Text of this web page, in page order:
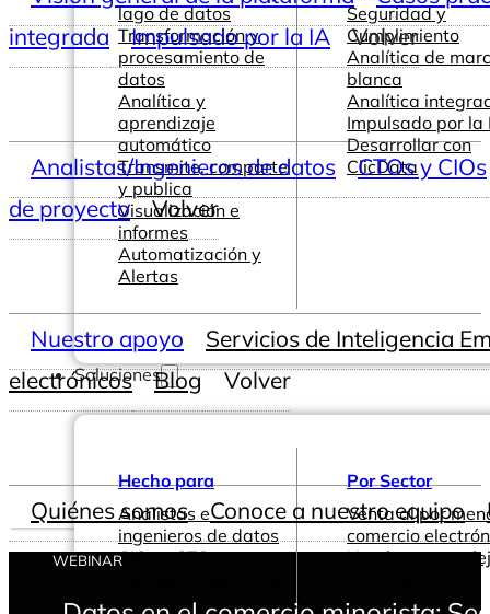
lago de datos
Transformación y
procesamiento de
datos
Analítica y
aprendizaje
automático
Transmite, comparte
y publica
Visualización e
informes
Automatización y
Alertas
Seguridad y
Cumplimiento
Analítica de
blanca
Analítica
Impulsado por la
Desarrollar con
ClicData
Soluciones
Hecho para
Analistas e
ingenieros de datos
CIOs y CTOs
Directores de
Por Sector
Venta al por
comercio
Hoteles y
Restaurantes
integrada
Impulsado por la IA Volver
Analistas/Ingenieros de datos
CTOs y CIOs
de proyecto
Volver
Nuestro apoyo
Servicios de Inteligencia
electrónicos
Blog Volver
Quiénes somos Conoce a nuestro equipo
WEBINAR